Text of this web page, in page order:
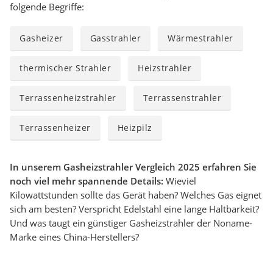
folgende Begriffe:
Gasheizer Gasstrahler Wärmestrahler
thermischer Strahler Heizstrahler
Terrassenheizstrahler Terrassenstrahler
Terrassenheizer Heizpilz
In unserem Gasheizstrahler Vergleich 2025 erfahren Sie
noch viel mehr spannende Details: Wieviel
Kilowattstunden sollte das Gerät haben? Welches Gas eignet
sich am besten? Verspricht Edelstahl eine lange Haltbarkeit?
Und was taugt ein günstiger Gasheizstrahler der Noname-
Marke eines China-Herstellers?